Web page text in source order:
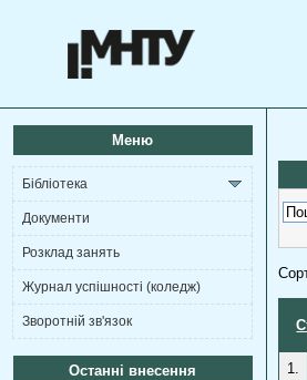
Меню
Бібліотека
Документи
Розклад занять
Журнал успішності (коледж)
Зворотній зв'язок
Останні внесення 1.